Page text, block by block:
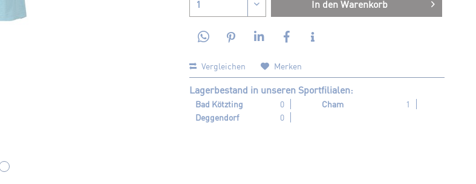
In den Warenkorb
Vergleichen Merken
Lagerbestand in unseren Sportfilialen:
Bad Kötzting 0 Cham
1
Deggendorf
0